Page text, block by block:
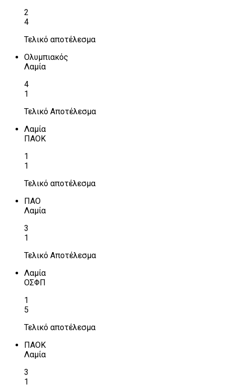
2
4
Τελικό αποτέλεσμα
Ολυμπιακός
Λαμία
4
1
Τελικό Αποτέλεσμα
Λαμία
ΠΑΟΚ
1
1
Τελικό αποτέλεσμα
ΠΑΟ
Λαμία
3
1
Τελικό Αποτέλεσμα
Λαμία
ΟΣΦΠ
1
5
Τελικό αποτέλεσμα
ΠΑΟΚ
Λαμία
3
1